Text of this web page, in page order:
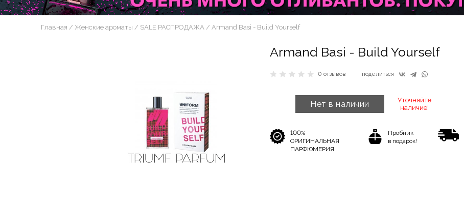
Главная Женские ароматы SALE РАСПРОДАЖА Armand Basi - Build Yourself
Armand Basi - Build Yourself
0 отзывов поделиться
Нет в наличии
Уточняйте
наличие!
100%
ОРИГИНАЛЬНАЯ
ПАРФЮМЕРИЯ
Пробник
в подарок!